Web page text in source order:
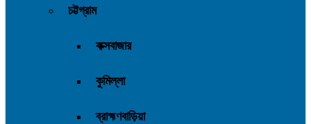
চট্টগ্রাম
কক্সবাজার
কুমিল্লা
ব্রাহ্মণবাড়িয়া